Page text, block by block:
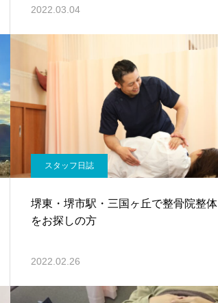
2022.03.04
スタッフ日誌
堺東・堺市駅・三国ヶ丘で整骨院整体
をお探しの方
2022.02.26